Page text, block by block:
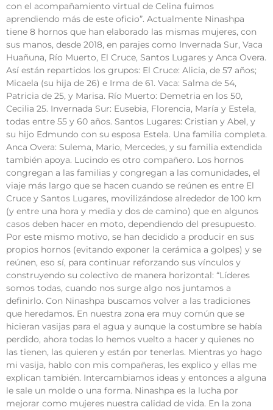
con el acompañamiento virtual de Celina fuimos
aprendiendo más de este oficio”. Actualmente Ninashpa
tiene 8 hornos que han elaborado las mismas mujeres, con
sus manos, desde 2018, en parajes como Invernada Sur, Vaca
Huañuna, Río Muerto, El Cruce, Santos Lugares y Anca Overa.
Así están repartidos los grupos: El Cruce: Alicia, de 57 años;
Micaela (su hija de 26) e Irma de 61. Vaca: Salma de 54,
Patricia de 25, y Marisa. Río Muerto: Demetria en los 50,
Cecilia 25. Invernada Sur: Eusebia, Florencia, María y Estela,
todas entre 55 y 60 años. Santos Lugares: Cristian y Abel, y
su hijo Edmundo con su esposa Estela. Una familia completa.
Anca Overa: Sulema, Mario, Mercedes, y su familia extendida
también apoya. Lucindo es otro compañero. Los hornos
congregan a las familias y congregan a las comunidades, el
viaje más largo que se hacen cuando se reúnen es entre El
Cruce y Santos Lugares, movilizándose alrededor de 100 km
(y entre una hora y media y dos de camino) que en algunos
casos deben hacer en moto, dependiendo del presupuesto.
Por este mismo motivo, se han decidido a producir en sus
propios hornos (evitando exponer la cerámica a golpes) y se
reúnen, eso sí, para continuar reforzando sus vínculos y
construyendo su colectivo de manera horizontal: “Líderes
somos todas, cuando nos surge algo nos juntamos a
definirlo. Con Ninashpa buscamos volver a las tradiciones
que heredamos. En nuestra zona era muy común que se
hicieran vasijas para el agua y aunque la costumbre se había
perdido, ahora todas lo hemos vuelto a hacer y quienes no
las tienen, las quieren y están por tenerlas. Mientras yo hago
mi vasija, hablo con mis compañeras, les explico y ellas me
explican también. Intercambiamos ideas y entonces a alguna
le sale un molde o una forma. Ninashpa es la lucha por
mejorar como mujeres nuestra calidad de vida. En la zona